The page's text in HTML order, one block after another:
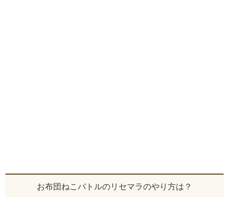
お布団ねこバトルのリセマラのやり方は？